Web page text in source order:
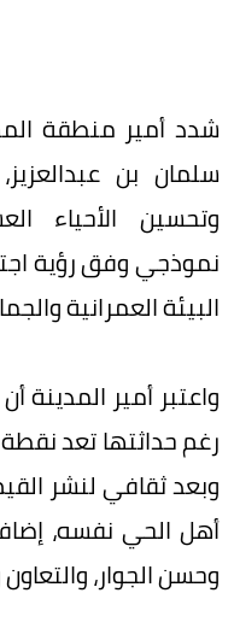
شدد أمير منطقة
سلمان بن
وتحسين الأحياء
نموذجي وفق رؤية
البيئة العمرانية
واعتبر أمير المدينة
رغم حداثتها تعد
وبعد ثقافي لنشر
أهل الحي نفسه،
وحسن الجوار،